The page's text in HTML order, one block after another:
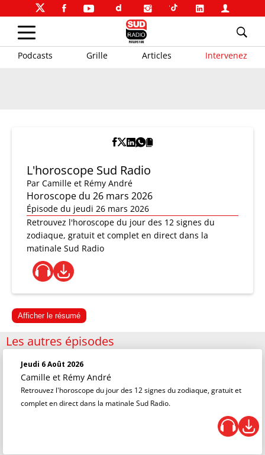
Podcasts Grille Articles Intervenez
L'horoscope Sud Radio
Par Camille et Rémy André
Horoscope du 26 mars 2026
Épisode du jeudi 26 mars 2026
Retrouvez l'horoscope du jour des 12 signes du
zodiaque, gratuit et complet en direct dans la
matinale Sud Radio
Afficher le résumé
Les autres épisodes
Jeudi 6 Août 2026
Camille et Rémy André
Retrouvez l'horoscope du jour des 12 signes du zodiaque, gratuit et
complet en direct dans la matinale Sud Radio.